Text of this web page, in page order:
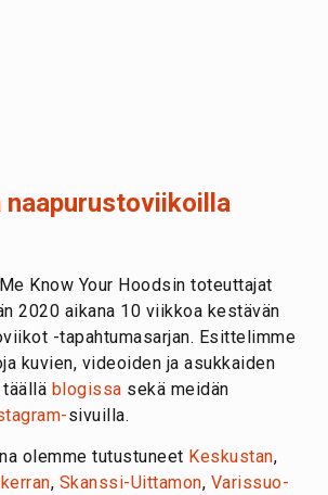
naapurustoviikoilla
Me Know Your Hoodsin toteuttajat
2020 aikana 10 viikkoa kestävän
-tapahtumasarjan. Esittelimme
kuvien, videoiden ja asukkaiden
blogissa sekä meidän
sivuilla.
olemme tutustuneet Keskustan,
, Skanssi-Uittamon, Varissuo-